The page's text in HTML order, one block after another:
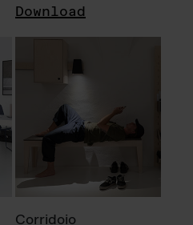
Download
Corridoio